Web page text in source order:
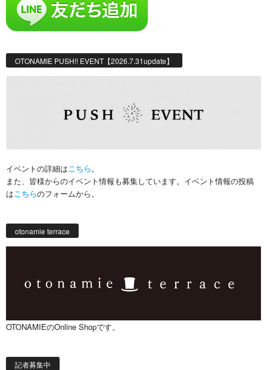
OTONAMIE PUSH!! EVENT【2026.7.31update】
イベントの詳細はこちら。
また、皆様からのイベント情報も募集しています。イベント情報の投稿
はこちらのフォームから。
otonamie terrace
OTONAMIEのOnline Shopです。
記者募集中